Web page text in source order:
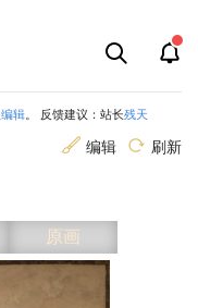
编辑 。 反馈建议：站长残天
编辑 刷新
原画